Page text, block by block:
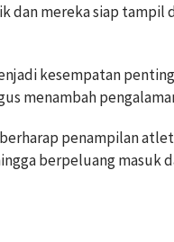
dan mereka siap tampil
kesempatan
menambah
penampilan
berpeluang masuk